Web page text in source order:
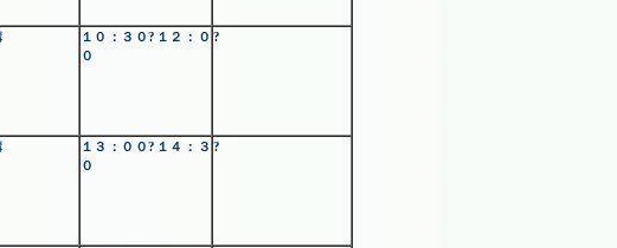
１０：３０?１２：０
０
?
１３：００?１４：３
０
?